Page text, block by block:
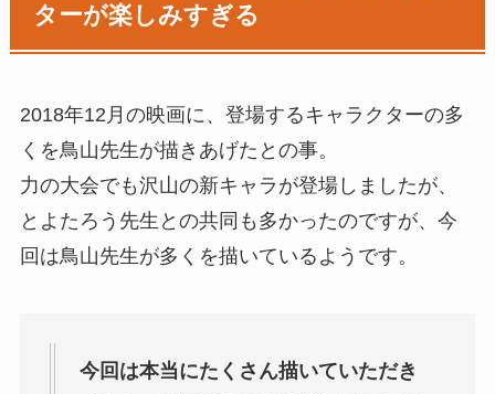
ターが楽しみすぎる
2018年12月の映画に、登場するキャラクターの多
くを鳥山先生が描きあげたとの事。
力の大会でも沢山の新キャラが登場しましたが、
とよたろう先生との共同も多かったのですが、今
回は鳥山先生が多くを描いているようです。
今回は本当にたくさん描いていただき